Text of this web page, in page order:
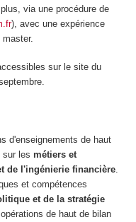
via une procédure de
), avec une expérience
sur le site du
d'enseignements de haut
sur les métiers et
de l'ingénierie financière
et compétences
et de la stratégie
opérations de haut de bilan